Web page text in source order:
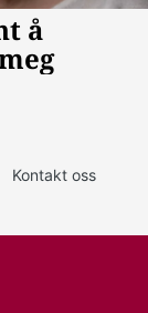
Kontakt oss